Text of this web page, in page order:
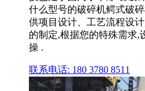
什么型号的破碎机鳄式破
供项目设计、工艺流程设
的制定,根据您的特殊需求,
操 .
联系电话: 180 3780 8511